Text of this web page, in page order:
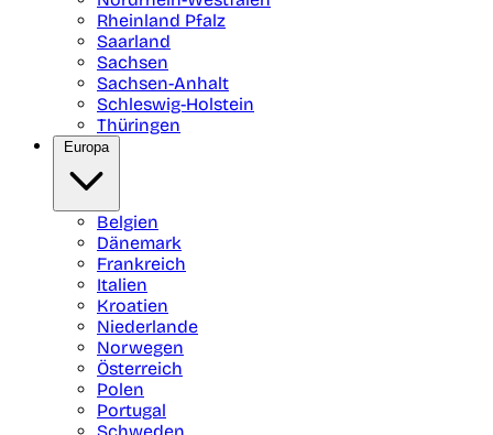
Rheinland Pfalz
Saarland
Sachsen
Sachsen-Anhalt
Schleswig-Holstein
Thüringen
Europa
Belgien
Dänemark
Frankreich
Italien
Kroatien
Niederlande
Norwegen
Österreich
Polen
Portugal
Schweden